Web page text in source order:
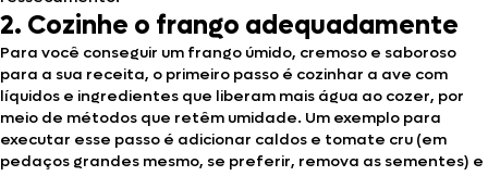
2. Cozinhe o frango adequadamente
Para você conseguir um frango úmido, cremoso e saboroso
para a sua receita, o primeiro passo é cozinhar a ave com
líquidos e ingredientes que liberam mais água ao cozer, por
meio de métodos que retêm umidade. Um exemplo para
executar esse passo é adicionar caldos e tomate cru (em
pedaços grandes mesmo, se preferir, remova as sementes) e